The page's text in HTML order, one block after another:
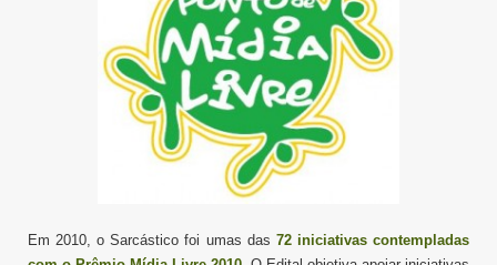
Em 2010, o Sarcástico foi umas das 72 iniciativas contempladas